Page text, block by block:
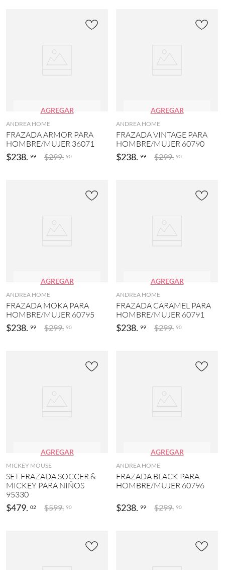
AGREGAR
ANDREA HOME
FRAZADA ARMOR PARA
HOMBRE/MUJER 36071
$238. 99 $299. 90
AGREGAR
ANDREA HOME
FRAZADA VINTAGE PARA
HOMBRE/MUJER 60790
$238. 99 $299. 90
AGREGAR
ANDREA HOME
FRAZADA MOKA PARA
HOMBRE/MUJER 60795
$238. 99 $299. 90
AGREGAR
ANDREA HOME
FRAZADA CARAMEL PARA
HOMBRE/MUJER 60791
$238. 99 $299. 90
AGREGAR
MICKEY MOUSE
SET FRAZADA SOCCER &
MICKEY PARA NIÑOS
95330
$479. 02 $599. 90
AGREGAR
ANDREA HOME
FRAZADA BLACK PARA
HOMBRE/MUJER 60796
$238. 99 $299. 90